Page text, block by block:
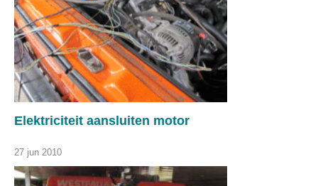
Elektriciteit aansluiten motor
27 jun 2010